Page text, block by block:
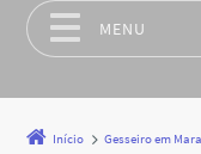
MENU
Início Gesseiro em